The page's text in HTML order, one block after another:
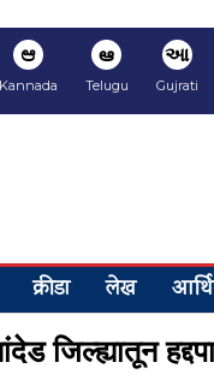
ಆ
Kannada
ఆ
Telugu
આ
Gujrati
क्रीडा लेख
जिल्ह्यातून